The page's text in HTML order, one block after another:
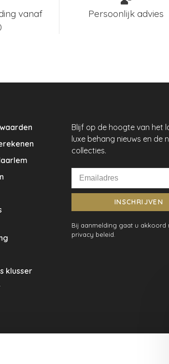
vanaf
Persoonlijk advies
klusser
Blijf op de hoogte van het
luxe behang nieuws en de
collecties.
INSCHRIJVEN
Bij aanmelding gaat u akkoord
privacy beleid.